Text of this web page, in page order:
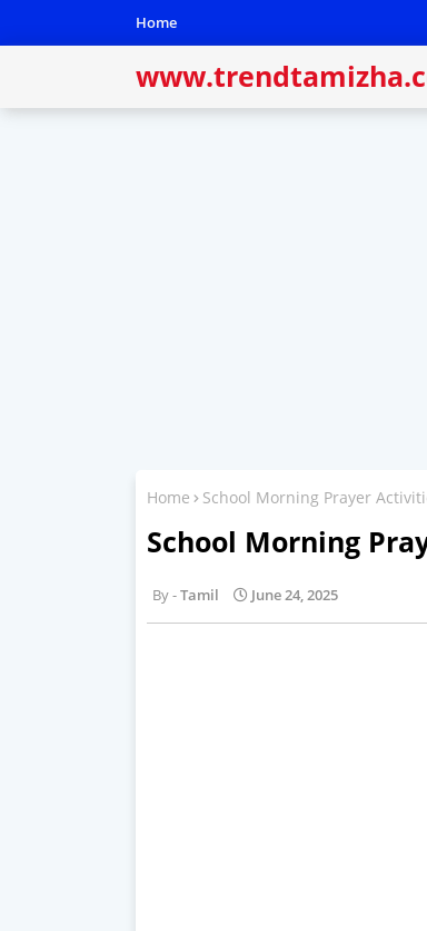
Home
Home School Morning Prayer
School Morning
Tamil June 24, 2025